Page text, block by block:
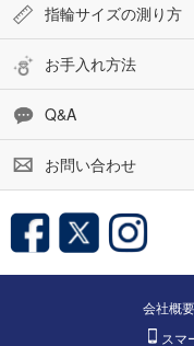
指輪サイズの測り方
お手入れ方法
Q&A
お問い合わせ
会社概要
スマ